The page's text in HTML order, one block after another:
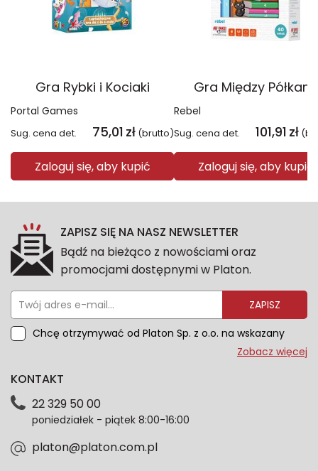
Gra Rybki i Kociaki
Portal Games
Sug. cena det. 75,01 zł (brutto)
Zaloguj się, aby kupić
Gra Między Półkami
Rebel
Sug. cena det. 101,91 zł
Zaloguj się, aby kupić
ZAPISZ SIĘ NA NASZ NEWSLETTER
Bądź na bieżąco z nowościami oraz
promocjami dostępnymi w Platon.
ZAPISZ
Chcę otrzymywać od Platon Sp. z o.o. na wskazany
przeze mnie adres e-mail informacje marketingowe
dotyczące danych osobowych znajdziesz w naszej
każdym czasie. Wycofanie zgody nie wpłynie na
zgodność z prawem przetwarzania dokonanego przed
Zobacz więcej
KONTAKT
22 329 50 00
poniedziałek - piątek 8:00-16:00
platon@platon.com.pl